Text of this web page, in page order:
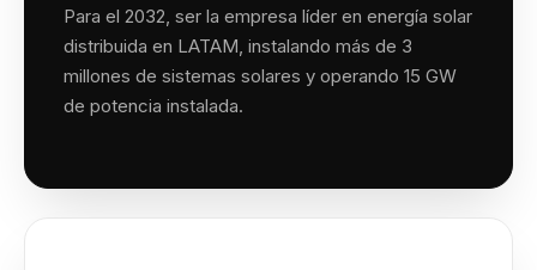
Para el 2032, ser la empresa líder en energía solar
distribuida en LATAM, instalando más de 3
millones de sistemas solares y operando 15 GW
de potencia instalada.